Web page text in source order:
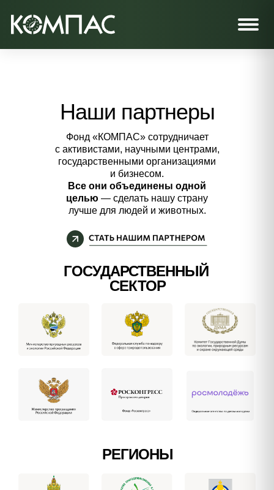
Наши партнеры
Фонд «КОМПАС» сотрудничает
с активистами, научными центрами,
государственными организациями
и бизнесом.
Все они объединены одной
целью — сделать нашу страну
лучше для людей и животных.
ГОСУДАРСТВЕННЫЙ
СЕКТОР
РЕГИОНЫ